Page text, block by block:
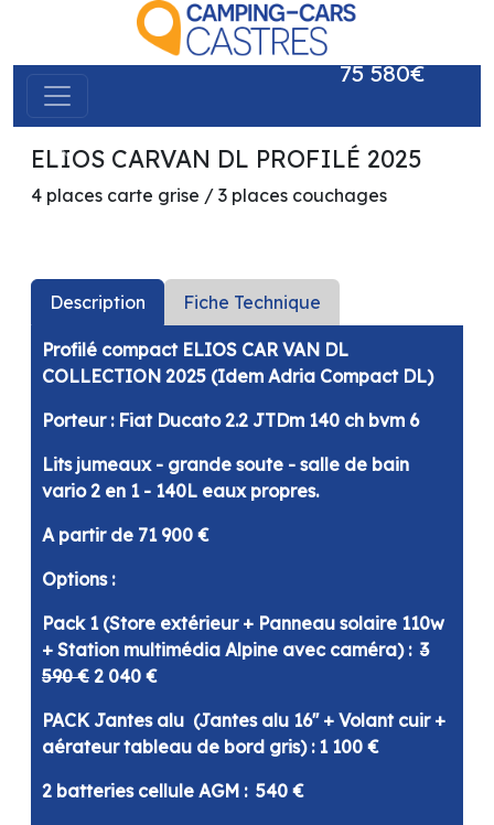
précédent
ELIOS CARVAN DL PROFILÉ 2025
4 places carte grise / 3 places couchages
75 580€
Description Fiche Technique
Profilé compact ELIOS CAR VAN DL
COLLECTION 2025 (Idem Adria Compact DL)
Porteur : Fiat Ducato 2.2 JTDm 140 ch bvm 6
Lits jumeaux - grande soute - salle de bain
vario 2 en 1 - 140L eaux propres.
A partir de 71 900 €
Options :
Pack 1 (Store extérieur + Panneau solaire 110w
+ Station multimédia Alpine avec caméra) : 3
590 € 2 040 €
PACK Jantes alu (Jantes alu 16'' + Volant cuir +
aérateur tableau de bord gris) : 1 100 €
2 batteries cellule AGM : 540 €